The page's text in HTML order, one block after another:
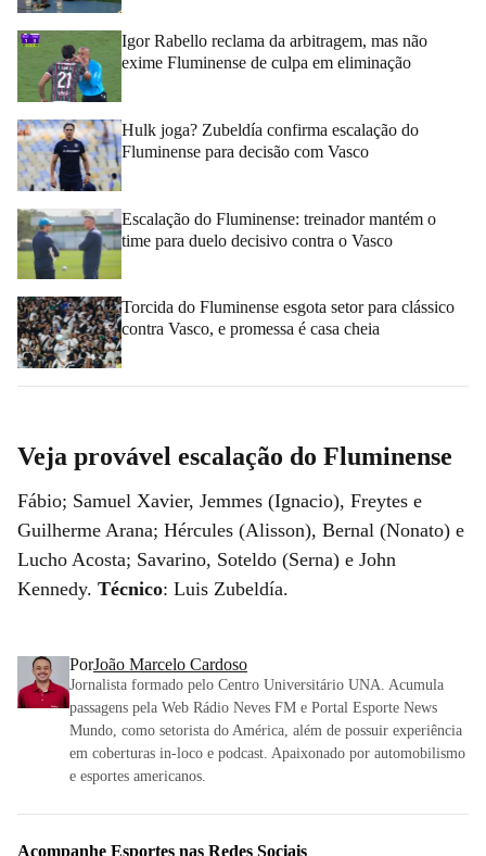
Igor Rabello reclama da arbitragem, mas não
exime Fluminense de culpa em eliminação
Hulk joga? Zubeldía confirma escalação do
Fluminense para decisão com Vasco
Escalação do Fluminense: treinador mantém o
time para duelo decisivo contra o Vasco
Torcida do Fluminense esgota setor para clássico
contra Vasco, e promessa é casa cheia
Veja provável escalação do Fluminense
Fábio; Samuel Xavier, Jemmes (Ignacio), Freytes e
Guilherme Arana; Hércules (Alisson), Bernal (Nonato) e
Lucho Acosta; Savarino, Soteldo (Serna) e John
Kennedy. Técnico: Luis Zubeldía.
PorJoão Marcelo Cardoso
Jornalista formado pelo Centro Universitário UNA. Acumula
passagens pela Web Rádio Neves FM e Portal Esporte News
Mundo, como setorista do América, além de possuir experiência
em coberturas in-loco e podcast. Apaixonado por automobilismo
e esportes americanos.
Acompanhe Esportes nas Redes Sociais